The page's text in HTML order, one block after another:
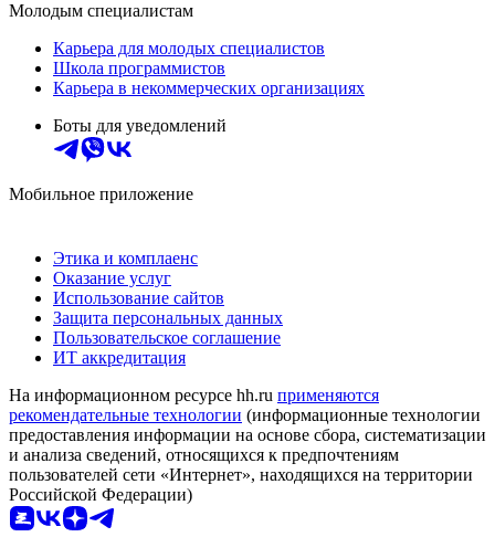
Молодым специалистам
Карьера для молодых специалистов
Школа программистов
Карьера в некоммерческих организациях
Боты для уведомлений
Мобильное приложение
Этика и комплаенс
Оказание услуг
Использование сайтов
Защита персональных данных
Пользовательское соглашение
ИТ аккредитация
На информационном ресурсе hh.ru применяются
рекомендательные технологии (информационные технологии
предоставления информации на основе сбора, систематизации
и анализа сведений, относящихся к предпочтениям
пользователей сети «Интернет», находящихся на территории
Российской Федерации)